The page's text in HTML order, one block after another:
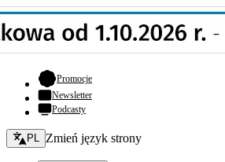
Promocje- otwiera się w nowej karcie
Newsletter
Podcasty
Zmień język - bieżący:
PL Zmień język strony